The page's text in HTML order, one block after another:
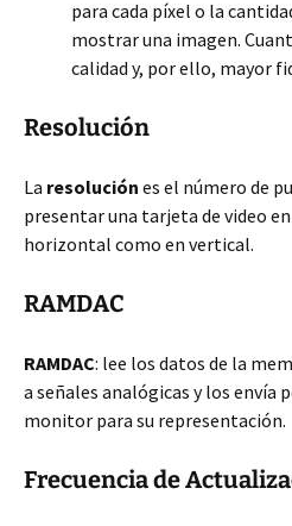
para cada píxel o la
mostrar una imagen.
calidad y, por ello, mayor
Resolución
La resolución es el número de
presentar una tarjeta de video
horizontal como en vertical.
RAMDAC
RAMDAC: lee los datos de la
a señales analógicas y los envía
monitor para su representación.
Frecuencia de